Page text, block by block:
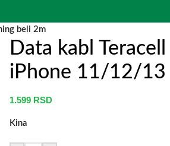
beli 2m
Data kabl
iPhone 11/12/13
1.599 RSD
Kina